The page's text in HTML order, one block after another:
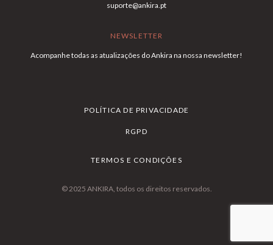
suporte@ankira.pt
NEWSLETTER
Acompanhe todas as atualizações do Ankira na nossa newsletter!
POLÍTICA DE PRIVACIDADE
RGPD
TERMOS E CONDIÇÕES
© 2025 ANKIRA, todos os direitos reservados.